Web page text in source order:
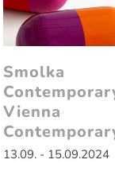
Smolka
Vienna
13.09. - 15.09.2024